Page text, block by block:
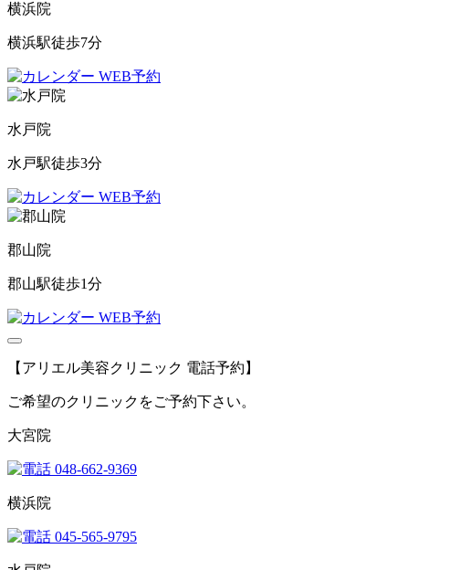
横浜院
横浜駅徒歩7分
WEB予約
水戸院
水戸駅徒歩3分
WEB予約
郡山院
郡山駅徒歩1分
WEB予約
【アリエル美容クリニック 電話予約】
ご希望のクリニックをご予約下さい。
大宮院
048-662-9369
横浜院
045-565-9795